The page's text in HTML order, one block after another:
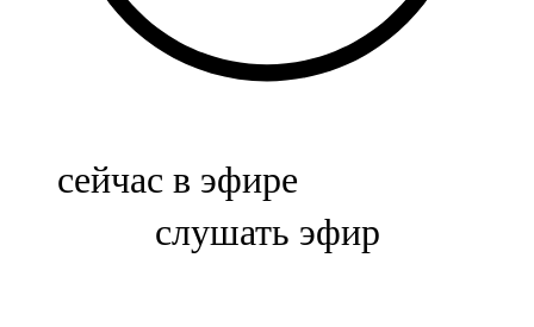
Биләр
Болгар
сейчас в эфире
слушать эфир